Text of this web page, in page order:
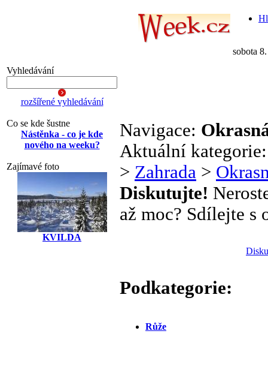
sobota
Vyhledávání
rozšířené vyhledávání
Co se kde šustne
Nástěnka - co je kde
nového na weeku?
Zajímavé foto
KVILDA
Navigace:
Aktuální
> Zahrada >
Diskutujte!
až moc? Sdílejte s
Podkategorie:
Růže